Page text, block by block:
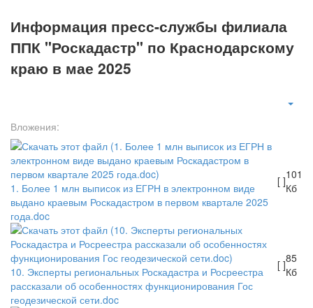
Информация пресс-службы филиала
ППК "Роскадастр" по Краснодарскому
краю в мае 2025
Вложения:
1. Более 1 млн выписок из ЕГРН в электронном виде
выдано краевым Роскадастром в первом квартале 2025
года.doc
[ ]101
Кб
10. Эксперты региональных Роскадастра и Росреестра
рассказали об особенностях функционирования Гос
геодезической сети.doc
[ ]85
Кб